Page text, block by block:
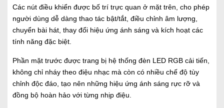
Các nút điều khiển được bố trí trực quan ở mặt trên, cho phép
người dùng dễ dàng thao tác bật/tắt, điều chỉnh âm lượng,
chuyển bài hát, thay đổi hiệu ứng ánh sáng và kích hoạt các
tính năng đặc biệt.
Phần mặt trước được trang bị hệ thống đèn LED RGB cải tiến,
không chỉ nháy theo điệu nhạc mà còn có nhiều chế độ tùy
chỉnh độc đáo, tạo nên những hiệu ứng ánh sáng rực rỡ và
đồng bộ hoàn hảo với từng nhịp điệu.